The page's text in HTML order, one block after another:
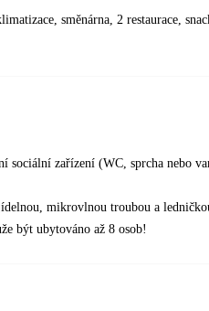
směnárna, 2 restaurace,
sociální zařízení (WC, sprcha nebo
mikrovlnou troubou a
být ubytováno až 8 osob!